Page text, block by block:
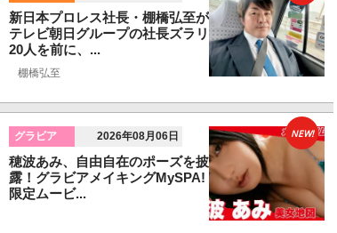
新日本プロレス社長・棚橋弘至が
テレビ朝日グループの社長ズラリ
20人を前に、...
棚橋弘至
グラビア 2026年08月06日
穂波あみ、自由自在のポーズを披
露！グラビアメイキングMySPA!
限定ムービ...
NEW!